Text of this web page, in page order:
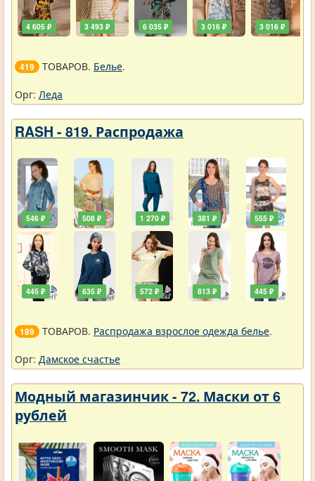
4 605 ₽ 3 493 ₽ 6 035 ₽ 3 016 ₽ 3 016 ₽
419 ТОВАРОВ. Белье.
Орг: Леда
RASH - 819. Распродажа
546 ₽
445 ₽
508 ₽
635 ₽
1 270 ₽
572 ₽
381 ₽
813 ₽
555 ₽
445 ₽
189 ТОВАРОВ. Распродажа взрослое одежда белье.
Орг: Дамское счастье
Модный магазинчик - 72. Маски от 6
рублей